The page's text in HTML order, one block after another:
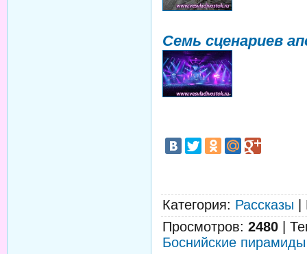
Семь сценариев
Категория: Рассказы
Просмотров: 2480
Боснийские пирамиды